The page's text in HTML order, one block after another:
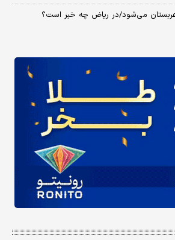
عربستان می‌شود/در ریاض چه خبر است؟